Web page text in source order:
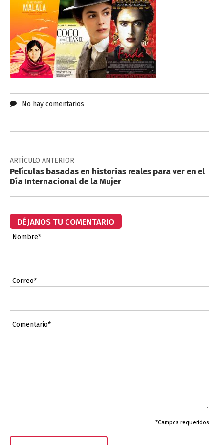
No hay comentarios
ARTÍCULO ANTERIOR
Películas basadas en historias reales para ver en el
Día Internacional de la Mujer
DÉJANOS TU COMENTARIO
Nombre*
Correo*
Comentario*
*Campos requeridos